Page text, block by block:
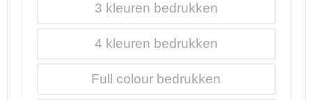
3
4
Full colour